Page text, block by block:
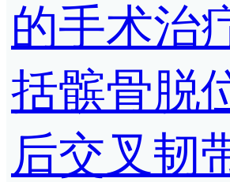
的手术治
括髌骨脱
后交叉韧